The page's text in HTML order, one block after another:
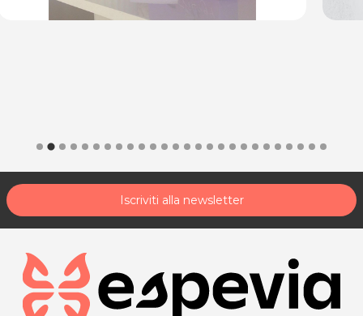
Iscriviti alla newsletter